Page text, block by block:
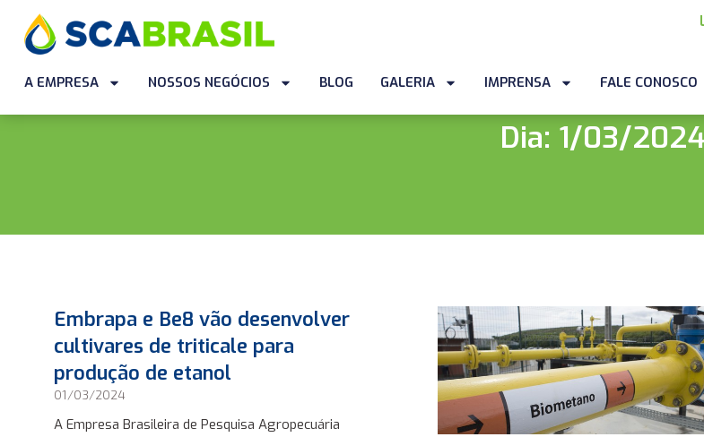
A EMPRESA NOSSOS NEGÓCIOS BLOG GALERIA IMPRENSA FALE CONOSCO
Dia: 1/03/2024
Embrapa e Be8 vão desenvolver
cultivares de triticale para
produção de etanol
01/03/2024
A Empresa Brasileira de Pesquisa Agropecuária